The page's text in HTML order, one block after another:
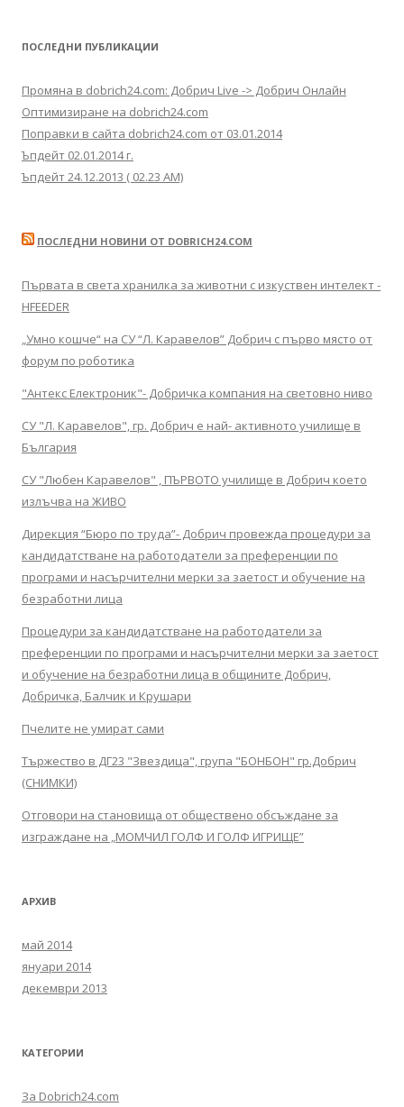
ПОСЛЕДНИ ПУБЛИКАЦИИ
Промяна в dobrich24.com: Добрич Live -> Добрич Онлайн
Оптимизиране на dobrich24.com
Поправки в сайта dobrich24.com от 03.01.2014
Ъпдейт 02.01.2014 г.
Ъпдейт 24.12.2013 ( 02.23 AM)
ПОСЛЕДНИ НОВИНИ ОТ DOBRICH24.COM
Първата в света хранилка за животни с изкуствен интелект -
HFEEDER
„Умно кошче“ на СУ “Л. Каравелов” Добрич с първо място от
форум по роботика
"Антекс Електроник"- Добричка компания на световно ниво
СУ "Л. Каравелов", гр. Добрич е най- активното училище в
България
СУ "Любен Каравелов" , ПЪРВОТО училище в Добрич което
излъчва на ЖИВО
Дирекция “Бюро по труда”- Добрич провежда процедури за
кандидатстване на работодатели за преференции по
програми и насърчителни мерки за заетост и обучение на
безработни лица
Процедури за кандидатстване на работодатели за
преференции по програми и насърчителни мерки за заетост
и обучение на безработни лица в общините Добрич,
Добричка, Балчик и Крушари
Пчелите не умират сами
Тържество в ДГ23 "Звездица", група "БОНБОН" гр.Добрич
(СНИМКИ)
Отговори на становища от обществено обсъждане за
изграждане на „МОМЧИЛ ГОЛФ И ГОЛФ ИГРИЩЕ”
АРХИВ
май 2014
януари 2014
декември 2013
КАТЕГОРИИ
За Dobrich24.com